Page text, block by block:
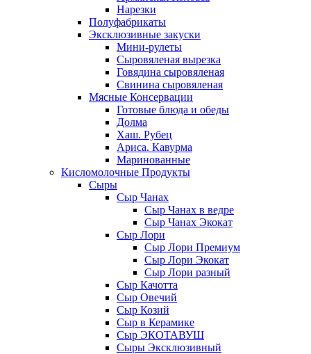
Нарезки
Полуфабрикаты
Эксклюзивные закуски
Мини-рулеты
Сыровяленая вырезка
Говядина сыровяленая
Свинина сыровяленая
Мясные Консервации
Готовые блюда и обеды
Долма
Хаш. Рубец
Ариса. Кавурма
Маринованные
Кисломолочные Продукты
Сыры
Сыр Чанах
Сыр Чанах в ведре
Сыр Чанах Экокат
Сыр Лори
Сыр Лори Премиум
Сыр Лори Экокат
Сыр Лори разный
Сыр Качотта
Сыр Овечий
Сыр Козий
Сыр в Керамике
Сыр ЭКОТАВУШ
Сыры Эксклюзивный